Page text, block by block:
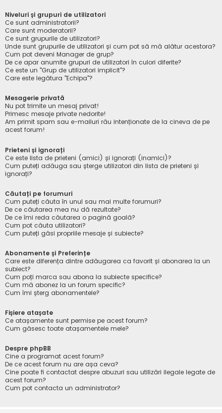
Niveluri și grupuri de utilizatori
Ce sunt administratorii?
Care sunt moderatorii?
Ce sunt grupurile de utilizatori?
Unde sunt grupurile de utilizatori și cum pot să mă alătur acestora?
Cum pot deveni Manager de grup?
De ce apar anumite grupuri de utilizatori în culori diferite?
Ce este un "Grup de utilizatori implicit"?
Care este legătura "Echipa"?
Mesagerie privată
Nu pot trimite un mesaj privat!
Primesc mesaje private nedorite!
Am primit spam sau e-mailuri rău intenționate de la cineva de pe
acest forum!
Prieteni și ignorați
Ce este lista de prieteni (amici) și ignorați (inamici)?
Cum puteți adăuga sau șterge utilizatori din lista de prieteni și
ignorați?
Căutați pe forumuri
Cum puteți căuta în unul sau mai multe forumuri?
De ce căutarea mea nu dă rezultate?
De ce îmi reda căutarea o pagină goală?
Cum pot căuta utilizatori?
Cum puteți găsi propriile mesaje și subiecte?
Abonamente și Preferințe
Care este diferența dintre adăugarea ca favorit și abonarea la un
subiect?
Cum poți marca sau abona la subiecte specifice?
Cum mă abonez la un forum specific?
Cum îmi șterg abonamentele?
Fișiere atașate
Ce atașamente sunt permise pe acest forum?
Cum găsesc toate atașamentele mele?
Despre phpBB
Cine a programat acest forum?
De ce acest forum nu are așa ceva?
Cine poate fi contactat despre abuzuri sau utilizări ilegale legate de
acest forum?
Cum pot contacta un administrator?